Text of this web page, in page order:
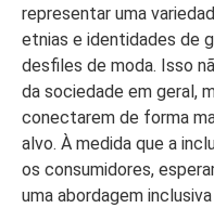
representar uma
etnias e identidades de
desfiles de moda. Isso
da sociedade em geral,
conectarem de forma
alvo. À medida que a
os consumidores,
uma abordagem